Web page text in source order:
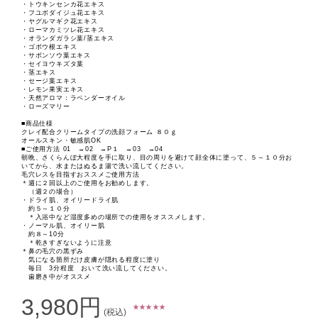
・トウキンセンカ花エキス
・フユボダイジュ花エキス
・ヤグルマギク花エキス
・ローマカミツレ花エキス
・オランダガラシ葉/茎エキス
・ゴボウ根エキス
・サボンソウ葉エキス
・セイヨウキズタ葉
・茎エキス
・セージ葉エキス
・レモン果実エキス
・天然アロマ：ラベンダーオイル
・ローズマリー
■商品仕様
クレイ配合クリームタイプの洗顔フォーム ８０ｇ
オールスキン・敏感肌OK
■ご使用方法 01 →02 →P１ →03 →04
朝晩、さくらんぼ大程度を手に取り、目の周りを避けて顔全体に塗って、５～１０分お
いてから、水またはぬるま湯で洗い流してください。
毛穴レスを目指すおススメご使用方法
＊週に２回以上のご使用をお勧めします。
（週２の場合）
・ドライ肌、オイリードライ肌
約５～１０分
＊入浴中など湿度多めの場所での使用をオススメします。
・ノーマル肌、オイリー肌
約８～10分
＊乾きすぎないように注意
＊鼻の毛穴の黒ずみ
気になる箇所だけ皮膚が隠れる程度に塗り
毎日 3分程度 おいて洗い流してください。
歯磨き中がオススメ
3,980円 (税込) ★ ★ ★ ★ ★